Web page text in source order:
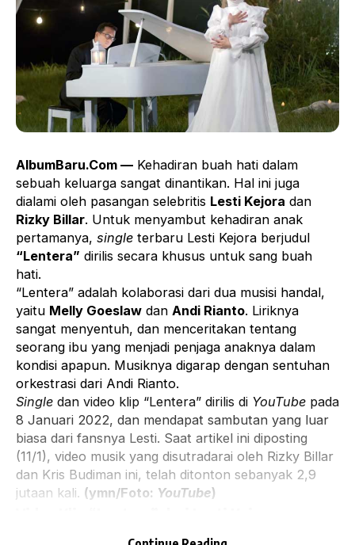
AlbumBaru.Com — Kehadiran buah hati dalam
sebuah keluarga sangat dinantikan. Hal ini juga
dialami oleh pasangan selebritis Lesti Kejora dan
Rizky Billar. Untuk menyambut kehadiran anak
pertamanya, single terbaru Lesti Kejora berjudul
“Lentera” dirilis secara khusus untuk sang buah
hati.
“Lentera” adalah kolaborasi dari dua musisi handal,
yaitu Melly Goeslaw dan Andi Rianto. Liriknya
sangat menyentuh, dan menceritakan tentang
seorang ibu yang menjadi penjaga anaknya dalam
kondisi apapun. Musiknya digarap dengan sentuhan
orkestrasi dari Andi Rianto.
Single dan video klip “Lentera” dirilis di YouTube pada
8 Januari 2022, dan mendapat sambutan yang luar
biasa dari fansnya Lesti. Saat artikel ini diposting
(11/1), video musik yang disutradarai oleh Rizky Billar
dan Kris Budiman ini, telah ditonton sebanyak 2,9
jutaan kali. (ymn/Foto: YouTube)